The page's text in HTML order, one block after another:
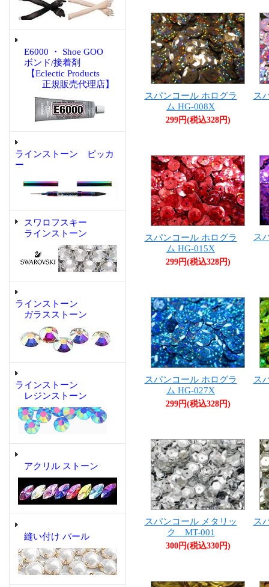
E6000 ・ Shoe GOO
ボンド/接着剤
【Eclectic Products
正規販売代理店】
ラインストーン ピッカ
ー
スワロフスキー
ラインストーン
ラインストーン
ガラスストーン
ラインストーン
レジンストーン
アクリル ストーン
縫い付け パール
スパンコール ホログラ
ム HG-008X
299円(税込328円)
ス
スパンコール ホログラ
ム HG-015X
299円(税込328円)
ス
スパンコール ホログラ
ム HG-027X
299円(税込328円)
ス
スパンコール メタリッ
ク MT-001
300円(税込330円)
ス